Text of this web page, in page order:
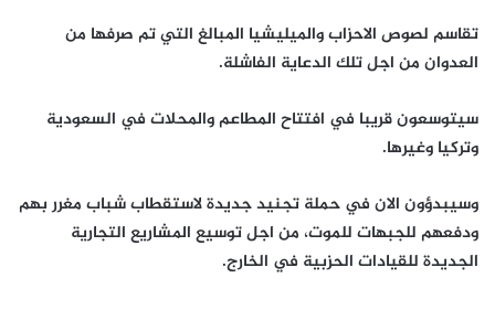
‫تقاسم لصوص الاحزاب والميليشيا المبالغ التي تم صرفها من
العدوان من اجل تلك الدعاية الفاشلة.‬
سيتوسعون قريبا في افتتاح المطاعم والمحلات في السعودية
وتركيا وغيرها.
وسيبدؤون الان في حملة تجنيد جديدة لاستقطاب شباب مغرر بهم
ودفعهم للجبهات للموت، من اجل توسيع المشاريع التجارية
الجديدة للقيادات الحزبية في الخارج.